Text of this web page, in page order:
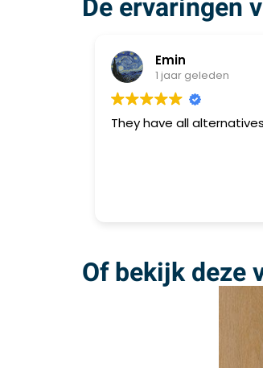
De ervaringen
Emin
1 jaar geleden
They have all alternatives for
Of bekijk deze